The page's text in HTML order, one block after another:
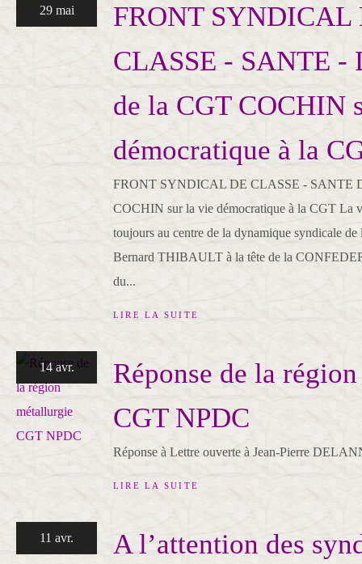
29 mai
FRONT SYNDICAL
CLASSE - SANTE -
de la CGT COCHIN
démocratique à la
FRONT SYNDICAL DE CLASSE - SANTE
COCHIN sur la vie démocratique à la CGT La
toujours au centre de la dynamique syndicale
Bernard THIBAULT à la tête de la
du...
LIRE LA SUITE
14 avr.
Réponse de la
CGT NPDC
Réponse à Lettre ouverte à Jean-Pierre
LIRE LA SUITE
11 avr.
A l’attention des